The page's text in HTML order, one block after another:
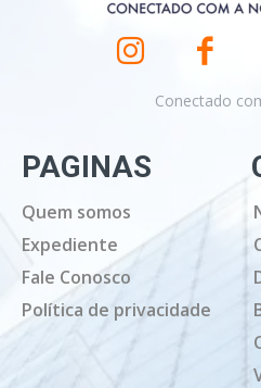
Conectado
PAGINAS
Quem somos
Expediente
Fale Conosco
Política de privacidade